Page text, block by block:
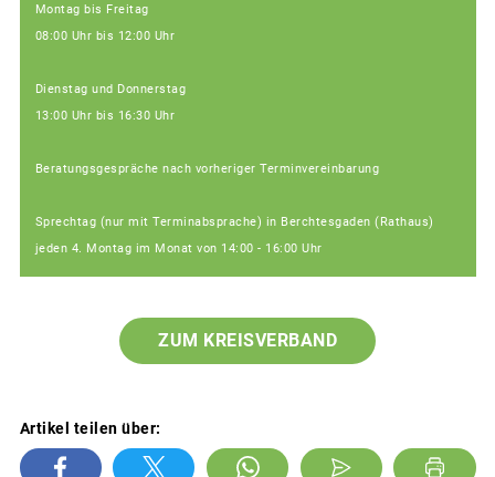
Montag bis Freitag
08:00 Uhr bis 12:00 Uhr
Dienstag und Donnerstag
13:00 Uhr bis 16:30 Uhr
Beratungsgespräche nach vorheriger Terminvereinbarung
Sprechtag (nur mit Terminabsprache) in Berchtesgaden (Rathaus)
jeden 4. Montag im Monat von 14:00 - 16:00 Uhr
ZUM KREISVERBAND
Artikel teilen über: